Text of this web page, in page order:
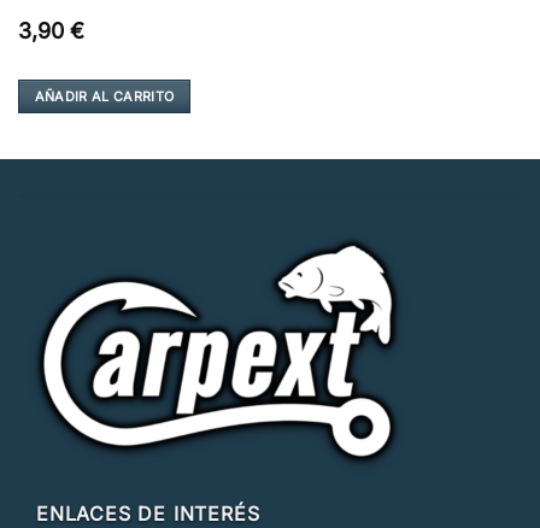
3,90 €
AÑADIR AL CARRITO
ENLACES DE INTERÉS